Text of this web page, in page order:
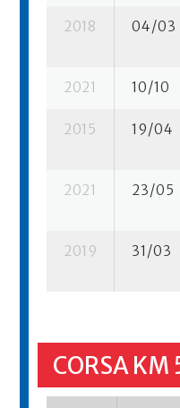
2018 04/03
2021 10/10
2015 19/04
2021 23/05
2019 31/03
CORSA KM